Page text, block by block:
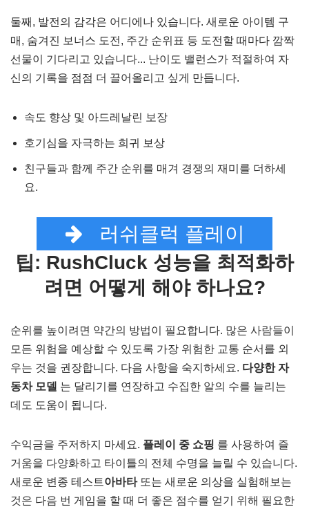
둘째, 발전의 감각은 어디에나 있습니다. 새로운 아이템 구
매, 숨겨진 보너스 도전, 주간 순위표 등 도전할 때마다 깜짝
선물이 기다리고 있습니다... 난이도 밸런스가 적절하여 자
신의 기록을 점점 더 끌어올리고 싶게 만듭니다.
속도 향상 및 아드레날린 보장
호기심을 자극하는 희귀 보상
친구들과 함께 주간 순위를 매겨 경쟁의 재미를 더하세
요.
러쉬클럭 플레이
팁: RushCluck 성능을 최적화하
려면 어떻게 해야 하나요?
순위를 높이려면 약간의 방법이 필요합니다. 많은 사람들이
모든 위험을 예상할 수 있도록 가장 위험한 교통 순서를 외
우는 것을 권장합니다. 다음 사항을 숙지하세요. 다양한 자
동차 모델 는 달리기를 연장하고 수집한 알의 수를 늘리는
데도 도움이 됩니다.
수익금을 주저하지 마세요. 플레이 중 쇼핑 를 사용하여 즐
거움을 다양화하고 타이틀의 전체 수명을 늘릴 수 있습니다.
새로운 변종 테스트아바타또는 새로운 의상을 실험해보는
것은 다음 번 게임을 할 때 더 좋은 점수를 얻기 위해 필요한